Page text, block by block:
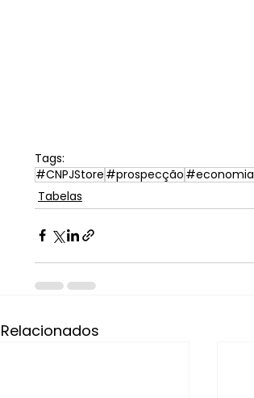
Tags:
#CNPJStore #prospecção #economia
Tabelas